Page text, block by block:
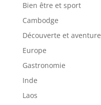
Bien être et sport
Cambodge
Découverte et aventure
Europe
Gastronomie
Inde
Laos